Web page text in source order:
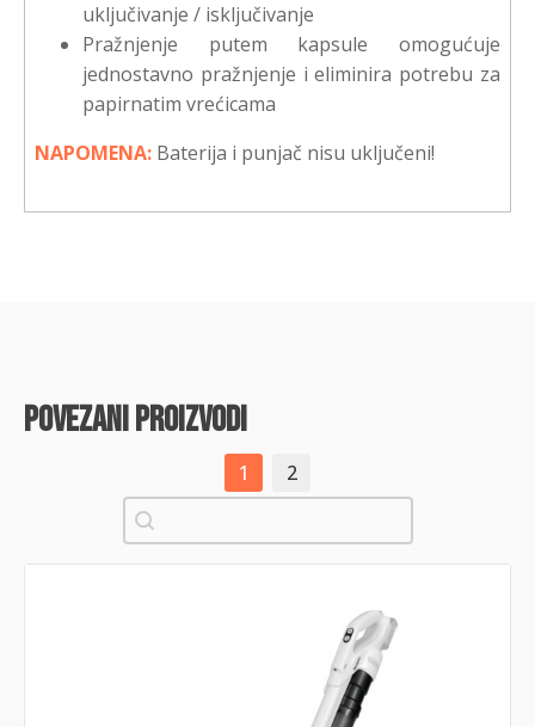
uključivanje / isključivanje
Pražnjenje putem kapsule omogućuje
jednostavno pražnjenje i eliminira potrebu za
papirnatim vrećicama
NAPOMENA: Baterija i punjač nisu uključeni!
povezani proizvodi
1
2
Pretraži